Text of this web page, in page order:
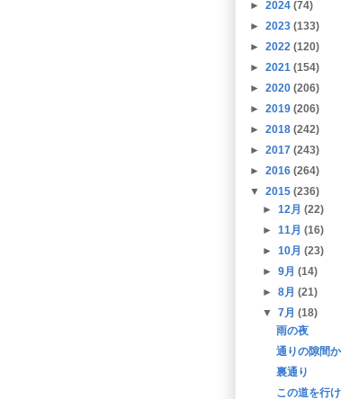
► 2024 (74)
► 2023 (133)
► 2022 (120)
► 2021 (154)
► 2020 (206)
► 2019 (206)
► 2018 (242)
► 2017 (243)
► 2016 (264)
▼ 2015 (236)
►12月(22)
►11月(16)
►10月(23)
►9月(14)
►8月(21)
▼7月(18)
雨の夜
通りの隙間
裏通り
この道を行